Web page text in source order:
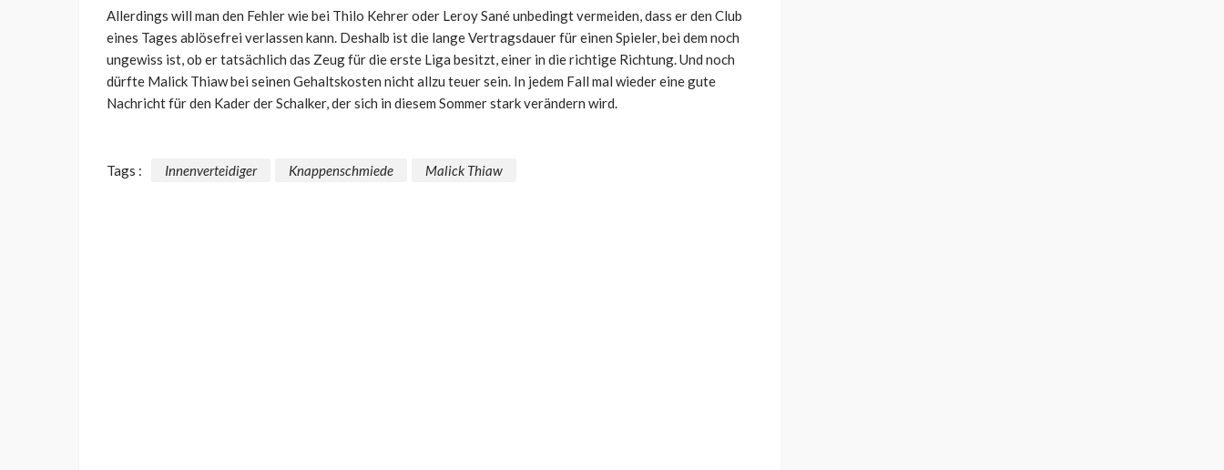
Allerdings will man den Fehler wie bei Thilo Kehrer oder Leroy Sané unbedingt vermeiden, dass er den Club
eines Tages ablösefrei verlassen kann. Deshalb ist die lange Vertragsdauer für einen Spieler, bei dem noch
ungewiss ist, ob er tatsächlich das Zeug für die erste Liga besitzt, einer in die richtige Richtung. Und noch
dürfte Malick Thiaw bei seinen Gehaltskosten nicht allzu teuer sein. In jedem Fall mal wieder eine gute
Nachricht für den Kader der Schalker, der sich in diesem Sommer stark verändern wird.
Tags : Innenverteidiger Knappenschmiede Malick Thiaw